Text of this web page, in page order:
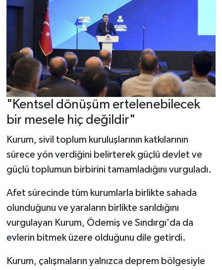
"Kentsel dönüşüm ertelenebilecek
bir mesele hiç değildir"
Kurum, sivil toplum kuruluşlarının katkılarının
sürece yön verdiğini belirterek güçlü devlet ve
güçlü toplumun birbirini tamamladığını vurguladı.
Afet sürecinde tüm kurumlarla birlikte sahada
olunduğunu ve yaraların birlikte sarıldığını
vurgulayan Kurum, Ödemiş ve Sındırgı'da da
evlerin bitmek üzere olduğunu dile getirdi.
Kurum, çalışmaların yalnızca deprem bölgesiyle